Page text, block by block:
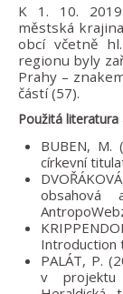
K 1. 10.
městská
obcí včetně
regionu byly
Prahy –
částí (57).
Použitá literatura
BUBEN, M.
církevní
obsahová
Introduction
PALÁT, P.
v projektu